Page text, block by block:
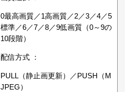
0最高画質／1高画質／2／3／4／5
標準／6／7／8／9低画質（0～9の
10段階）
配信方式 ：
PULL（静止画更新）／PUSH（M
JPEG）